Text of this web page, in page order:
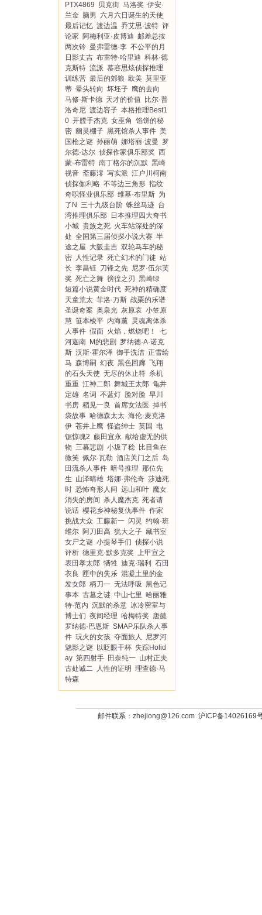
PTX4869
贝克街 马洛奖 伊安·
兰金 脑男 六月六日诞生的天使
最后记忆 渡边温 乔艾思·波特 评
论家 阿梅利亚·皮博迪 邮差总按
两次铃 曼弗雷德·李 不公平的月
日影丈吉 布雷特·哈里迪 科林·德
克斯特 流派 慕容思炫侦探推理
训练营 最后的郊狼 欧美 莫里亚
蒂 晕头转向 坏坯子 鹰的去向
马修·斯卡德 天才的价值
比尔·普
洛奇尼 渡边容子 本格推理Best1
0 开膛手杰克 女巫角 馅饼的秘
密 幽灵棚子 黑死馆杀人事件 美
国枪之谜 孙丽萌 娜塔丽·波曼 罗
尔德·达尔 侦探作家俱乐部奖 西
蒙·布雷特 南丁格尔的沉默 黑崎
视音 斋藤澪 写实派 江户川柯南
侦探伽利略 不等边三角形 指纹
奇职怪业俱乐部 维基·布里斯 为
了N 三十九级台阶 蛛丝马迹 台
湾推理俱乐部 日本推理四大奇书
小城 贵族之死 火车站深处的深
处 全国第三届侦探小说大赛 半
途之屋 大阪圭吉 双轮马车的秘
密 人性记录 死亡幻术的门徒 站
长 李昌钰 刀锋之先 尼罗·伍尔芙
奖 死亡之舞 徬徨之刃 黑崎绿
短篇小说黄金时代 死神的精确度
天童荒太 菲洛·万斯 战栗的乐谱
圣诞奇案 奥泉光 灰原哀 小笠原
慧 笹本棱平 内海薰 灵魂离体杀
人事件 假面 火焰，燃烧吧！
七
河迦南 M的悲剧
罗纳德·A·诺克
斯 汉斯·霍尔泽 御手洗洁 正雪绘
马 森博嗣 幻夜 黑色回廊 飞翔
的石头天使 无尽的休止符 杀机
重重 江神二郎 舞城王太郎 龟井
定雄 名词 不蓝灯 脸对脸 早川
书房 稻见一良 首席女法医 掉书
袋故事 哈德森太太 海伦·麦克洛
伊 苍井上鹰 怪盗绅士 英国
电
锯惊魂2 藤田宜永 献给虚无的供
物 三幕悲剧 小坂了稔 比目鱼在
微笑 佩尔·瓦勒 酒店关门之后 岛
田流杀人事件 暗号推理 那位先
生 山泽晴雄 塔娜·弗伦奇 莎迪死
时 恐怖奇形人间 远山和叶 魔女
消失的房间 杀人魔杰克 死者请
说话 樱花乡神秘复仇事件 作家
挑战大众 工藤新一 闪灵 约翰·班
维尔 阿刀田高 犹大之子 藏书室
女尸之谜 小提琴手们 侦探小说
评析 德里克·默多克奖 上甲宣之
表田孝太郎 牺牲 迪克·瑞利
石田
衣良
匣中的失乐 混凝土里的金
发女郎 柄刀一 无法呼吸 黑色记
事本 古墓之谜 中山七里 哈丽雅
特·范内 沉默的杀意 冰冷密室与
博士们 夜间经理 哈梅特奖 唐懿
罗纳德·巴恩斯 SMAP乐队杀人事
件 玩火的女孩 夺面旅人
尼罗河
魅影之谜 以眨眼干杯 失踪Holid
ay 第四射手 田奈纯一 山村正夫
古处诚二 人性的证明 理查德·马
特森
邮件联系： zhejiong@126.com沪ICP备14026169